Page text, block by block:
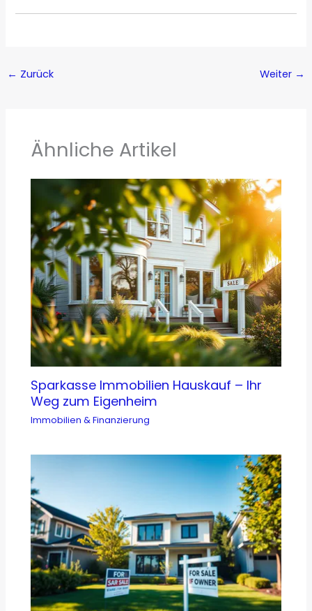
← Zurück Weiter →
Ähnliche Artikel
Sparkasse Immobilien Hauskauf – Ihr
Weg zum Eigenheim
Immobilien & Finanzierung